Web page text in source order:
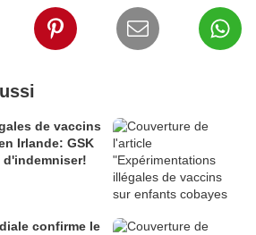
de vaccins
Irlande: GSK
d'indemniser!
confirme le